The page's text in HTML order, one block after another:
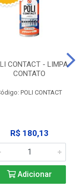
CONTACT - LIMPA
CONTATO
POLI CONTACT
R$ 180,13
Adicionar